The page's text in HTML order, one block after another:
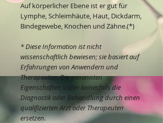
Auf körperlicher Ebene ist er gut für
Lymphe, Schleimhäute, Haut, Dickdarm,
Bindegewebe, Knochen und Zähne.(*)
* Diese Information ist nicht
wissenschaftlich bewiesen; sie basiert auf
Erfahrungen von Anwendern und
Therapeuten. Die genannten
Eigenschaften sollen keinesfalls die
Diagnostik oder Behandlung durch einen
qualifizierten Arzt oder Therapeuten
ersetzen.